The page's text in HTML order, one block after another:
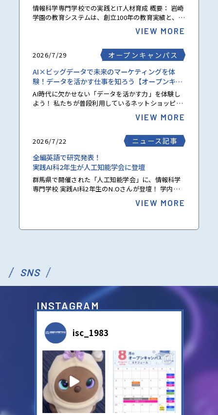
情報科学専門学校での実践とIT人材育成 概要： 岩崎
学園の教育システムは、創立100年の教育実績と、脳
科学・学習心理学・教育工学の13の理論を統合した
「再現性のある成長環境」です。東京大学・池...
VIEW MORE
2026/7/29
オープンキャンパス
AI×ビッグデータで未来のマーケティングを体
験！データを活かす仕事を知ろう【オープンキャ
ンパス】
AI時代に欠かせない「データを活かす力」を体験し
よう！ 私たちが普段利用しているネットショッピン
グやSNS、動画配信サービスでは、日々膨大なデー
タ（ビッグデータ）が集められています。 企業は
VIEW MORE
2026/7/22
ニュース記事
全編英語で研究発表！
実践AI科2年生が人工知能学会に登壇
群馬県で開催された「人工知能学会」に、情報科学
専門学校 実践AI科2年生のN.Oさんが登壇！ 学内で
取り組んできた研究成果をもとに、多くの研究者や
学生が集まる学会で発表を行いました。 「学生の...
VIEW MORE
SNS
INSTAGRAM
isc_1983